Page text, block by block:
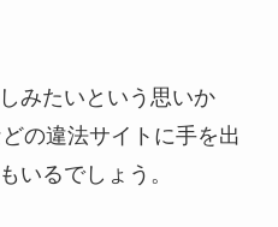
みたいという思いか
の違法サイトに手を出
いるでしょう。